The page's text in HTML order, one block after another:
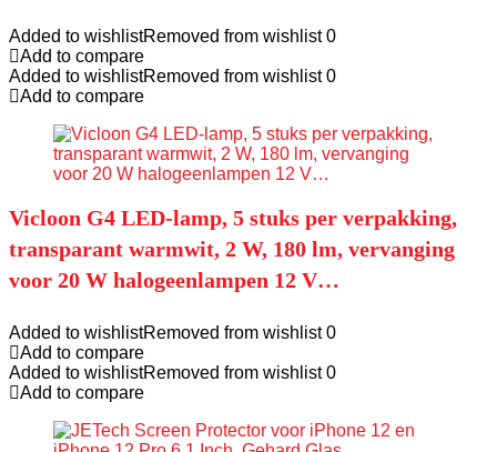
Added to wishlistRemoved from wishlist 0
Add to compare
Added to wishlistRemoved from wishlist 0
Add to compare
Vicloon G4 LED-lamp, 5 stuks per verpakking,
transparant warmwit, 2 W, 180 lm, vervanging
voor 20 W halogeenlampen 12 V…
Added to wishlistRemoved from wishlist 0
Add to compare
Added to wishlistRemoved from wishlist 0
Add to compare